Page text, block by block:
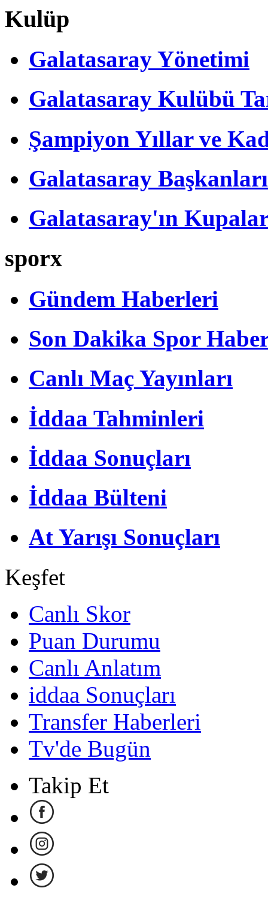
Kulüp
Galatasaray Yönetimi
Galatasaray Kulübü
Şampiyon Yıllar ve
Galatasaray Başkanları
Galatasaray'ın
sporx
Gündem Haberleri
Son Dakika Spor
Canlı Maç Yayınları
İddaa Tahminleri
İddaa Sonuçları
İddaa Bülteni
At Yarışı Sonuçları
Keşfet
Canlı Skor
Puan Durumu
Canlı Anlatım
iddaa Sonuçları
Transfer Haberleri
Tv'de Bugün
Takip Et